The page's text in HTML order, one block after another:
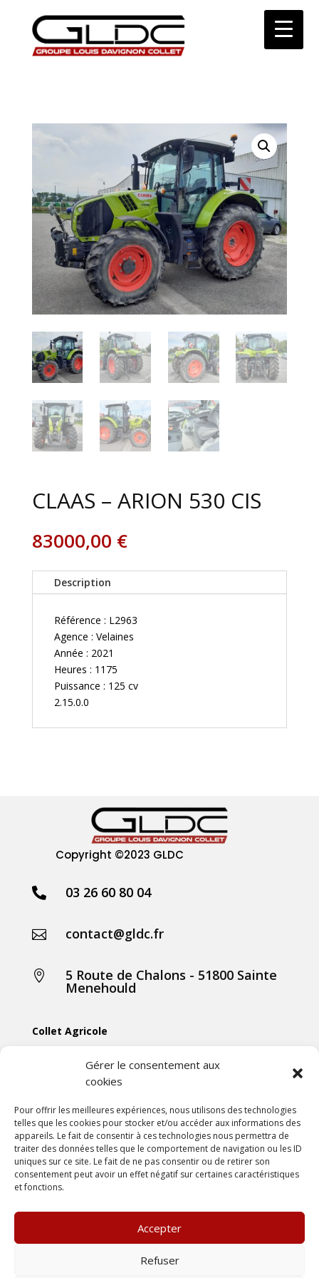
Gérer le consentement aux
cookies
Pour offrir les meilleures expériences, nous utilisons des technologies
telles que les cookies pour stocker et/ou accéder aux informations des
appareils. Le fait de consentir à ces technologies nous permettra de
traiter des données telles que le comportement de navigation ou les ID
uniques sur ce site. Le fait de ne pas consentir ou de retirer son
consentement peut avoir un effet négatif sur certaines caractéristiques
et fonctions.
Accepter
Refuser
CLAAS – ARION 530 CIS
83000,00 €
Description
Référence : L2963
Agence : Velaines
Année : 2021
Heures : 1175
Puissance : 125 cv
2.15.0.0
Copyright ©2023 GLDC
 03 26 60 80 04
 contact@gldc.fr
 5 Route de Chalons - 51800 Sainte
Menehould
Collet Agricole
Collet Motoculture
Collet Élevage
Les actus
Mentions légales
Politiques de confidentialités
Conditions générales de vente